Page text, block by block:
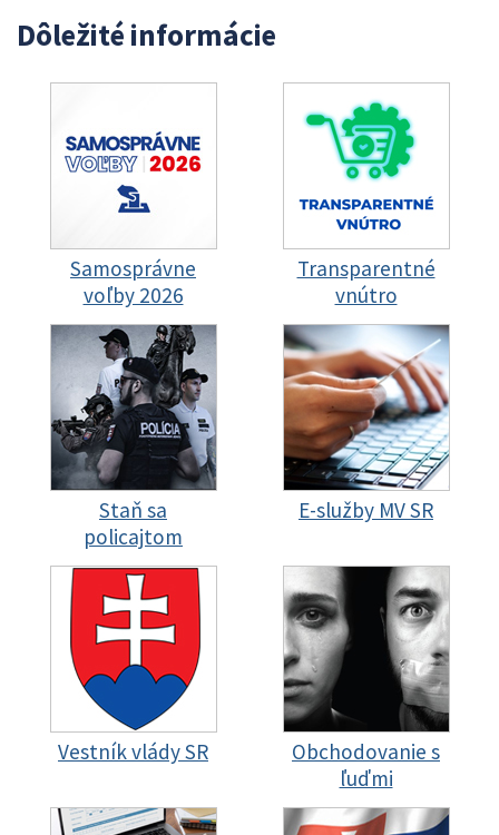
Dôležité informácie
Samosprávne
voľby 2026
Transparentné
vnútro
Staň sa
policajtom
E-služby MV SR
Vestník vlády SR
Obchodovanie s
ľuďmi